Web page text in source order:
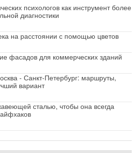
психологов как инструмент более
диагностики
на расстоянии с помощью цветов
фасадов для коммерческих зданий
- Санкт-Петербург: маршруты,
вариант
сталью, чтобы она всегда